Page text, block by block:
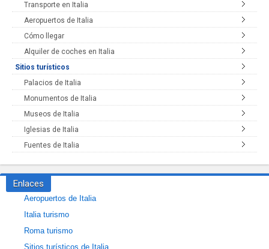
Transporte en Italia
Aeropuertos de Italia
Cómo llegar
Alquiler de coches en Italia
Sitios turísticos
Palacios de Italia
Monumentos de Italia
Museos de Italia
Iglesias de Italia
Fuentes de Italia
Enlaces
Aeropuertos de Italia
Italia turismo
Roma turismo
Sitios turísticos de Italia